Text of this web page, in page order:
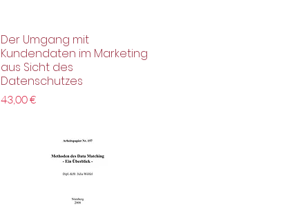
Schnellansicht
Der Umgang mit
Kundendaten im Marketing
aus Sicht des
Datenschutzes
Preis
43,00 €